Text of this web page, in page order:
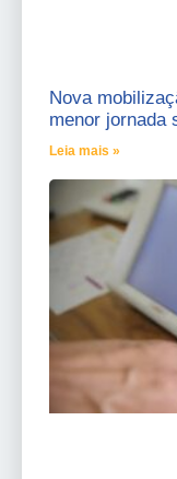
Nova
menor jornada
Leia mais »